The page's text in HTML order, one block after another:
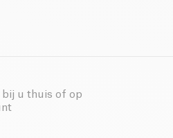
bij u thuis of op